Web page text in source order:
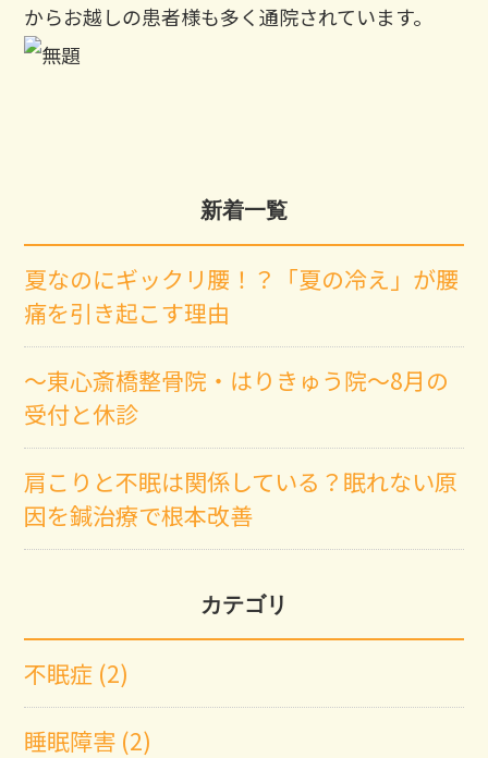
からお越しの患者様も多く通院されています。
新着一覧
夏なのにギックリ腰！？「夏の冷え」が腰
痛を引き起こす理由
～東心斎橋整骨院・はりきゅう院～8月の
受付と休診
肩こりと不眠は関係している？眠れない原
因を鍼治療で根本改善
カテゴリ
不眠症 (2)
睡眠障害 (2)